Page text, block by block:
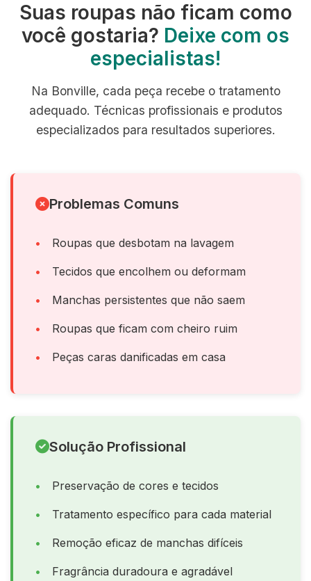
Suas roupas não ficam como
você gostaria? Deixe com os
especialistas!
Na Bonville, cada peça recebe o tratamento
adequado. Técnicas profissionais e produtos
especializados para resultados superiores.
Problemas Comuns
Roupas que desbotam na lavagem
Tecidos que encolhem ou deformam
Manchas persistentes que não saem
Roupas que ficam com cheiro ruim
Peças caras danificadas em casa
Solução Profissional
Preservação de cores e tecidos
Tratamento específico para cada material
Remoção eficaz de manchas difíceis
Fragrância duradoura e agradável